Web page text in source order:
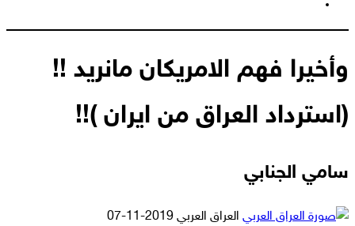
المظلم
وأخيرا فهم الامريكان مانريد !!
(استرداد العراق من ايران )!!
سامي الجنابي
العراق العربي أرسل
2019-11-07